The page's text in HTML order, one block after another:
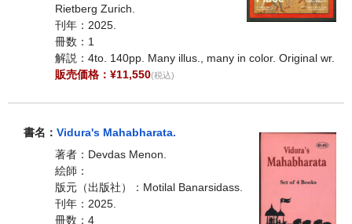
Rietberg Zurich.
刊年：2025.
冊数：1
解説：4to. 140pp. Many illus., many in color. Original wr.
販売価格：¥11,550(税込)
書名： Vidura's Mahabharata.
著者：Devdas Menon.
絵師：
版元（出版社）：Motilal Banarsidass.
刊年：2025.
冊数：4